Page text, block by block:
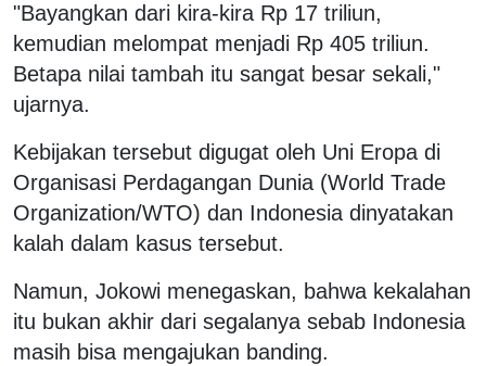
"Bayangkan dari kira-kira Rp 17 triliun,
kemudian melompat menjadi Rp 405 triliun.
Betapa nilai tambah itu sangat besar sekali,"
ujarnya.
Kebijakan tersebut digugat oleh Uni Eropa di
Organisasi Perdagangan Dunia (World Trade
Organization/WTO) dan Indonesia dinyatakan
kalah dalam kasus tersebut.
Namun, Jokowi menegaskan, bahwa kekalahan
itu bukan akhir dari segalanya sebab Indonesia
masih bisa mengajukan banding.